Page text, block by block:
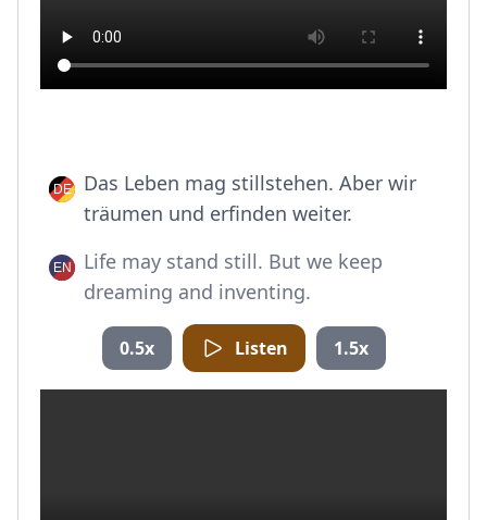
Das Leben mag stillstehen. Aber wir
träumen und erfinden weiter.
Life may stand still. But we keep
dreaming and inventing.
0.5x Listen 1.5x